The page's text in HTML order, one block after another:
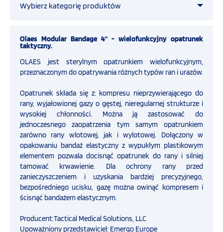
SZKOLENIA
PROGRAMY UNIJNE
FILMY
KONTAKT
SKLEP
INTERNETOWY
Wybierz kategorię produktów
Straż pożarna
Ratownictwo medyczne
Przemysł
COVID-19
Obrona cywilna i ochrona ludności
Defibrylatory
Ratownictwo taktyczne
Olaes Modular Bandage 4" - wielofunkcyjny opatrunek
taktyczny.
OLAES jest sterylnym opatrunkiem wielofunkcyjnym,
przeznaczonym do opatrywania różnych typów ran i urazów.
Opatrunek składa się z: kompresu nieprzywierającego do
rany, wyjałowionej gazy o gęstej, nieregularnej strukturze i
wysokiej chłonności. Można ją zastosować do
jednoczesnego zaopatrzenia tym samym opatrunkiem
zarówno rany wlotowej, jak i wylotowej. Dołączony w
opakowaniu bandaż elastyczny z wypukłym plastikowym
elementem pozwala docisnąć opatrunek do rany i silniej
tamować krwawienie. Dla ochrony rany przed
zanieczyszczeniem i uzyskania bardziej precyzyjnego,
bezpośredniego ucisku, gazę można owinąć kompresem i
ścisnąć bandażem elastycznym.
Producent:Tactical Medical Solutions, LLC
Upoważniony przedstawiciel: Emergo Europe